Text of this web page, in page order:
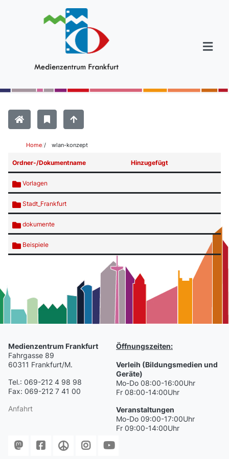
Home / wlan-konzept
Ordner-/Dokumentname Hinzugefügt
Vorlagen
Stadt_Frankfurt
dokumente
Beispiele
Medienzentrum Frankfurt
Fahrgasse 89
60311 Frankfurt/M.
Tel.: 069-212 4 98 98
Fax: 069-212 7 41 00
Anfahrt
Öffnungszeiten:
Verleih (Bildungsmedien und
Geräte)
Mo-Do 08:00-16:00Uhr
Fr 08:00-14:00Uhr
Veranstaltungen
Mo-Do 09:00-17:00Uhr
Fr 09:00-14:00Uhr